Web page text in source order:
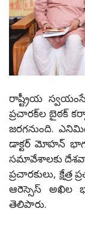
రాష్ట్రీయ
ప్రచారక్‌ల బైఠక్
జరగనుంది.
డాక్టర్ మోహన్
సమావేశాలకు
ప్రచారకులు,
ఆరెస్సెస్ అఖిల
తెలిపారు.